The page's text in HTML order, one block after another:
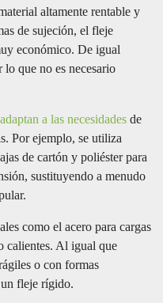
altamente rentable y
de sujeción, el fleje
económico. De igual
que no es necesario
a las necesidades de
Por ejemplo, se utiliza
de cartón y poliéster para
sustituyendo a menudo
como el acero para cargas
calientes. Al igual que
o con formas
fleje rígido.